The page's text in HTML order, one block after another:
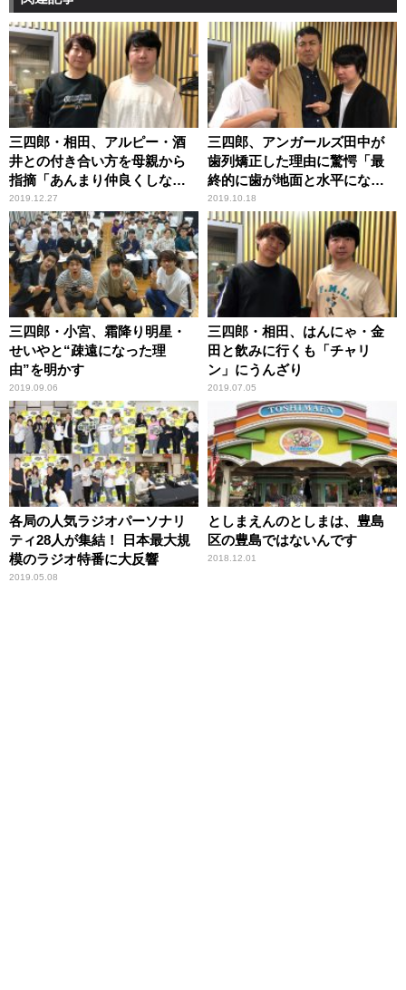
三四郎・相田、アルピー・酒
井との付き合い方を母親から
指摘「あんまり仲良くしない
方が……」
2019.12.27
三四郎、アンガールズ田中が
歯列矯正した理由に驚愕「最
終的に歯が地面と水平にな
る」
2019.10.18
三四郎・小宮、霜降り明星・
せいやと“疎遠になった理
由”を明かす
2019.09.06
三四郎・相田、はんにゃ・金
田と飲みに行くも「チャリ
ン」にうんざり
2019.07.05
各局の人気ラジオパーソナリ
ティ28人が集結！ 日本最大規
模のラジオ特番に大反響
2019.05.08
としまえんのとしまは、豊島
区の豊島ではないんです
2018.12.01